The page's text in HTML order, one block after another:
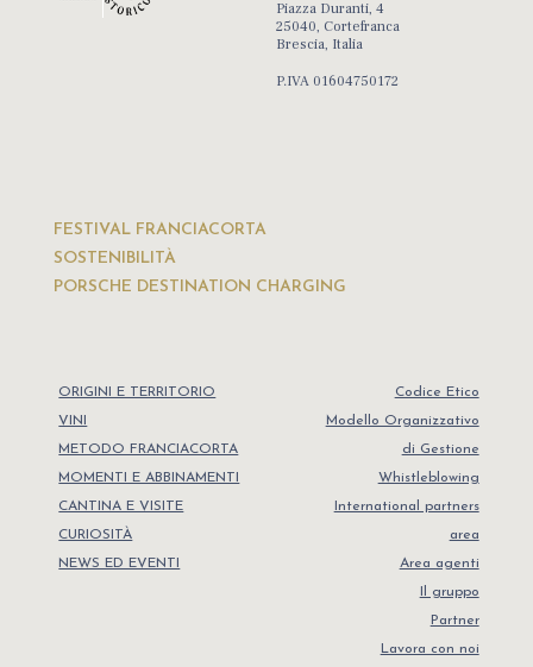
Piazza Duranti, 4
25040, Cortefranca
Brescia, Italia
P.IVA 01604750172
FESTIVAL FRANCIACORTA
SOSTENIBILITÀ
PORSCHE DESTINATION CHARGING
ORIGINI E TERRITORIO
VINI
METODO FRANCIACORTA
MOMENTI E ABBINAMENTI
CANTINA E VISITE
CURIOSITÀ
NEWS ED EVENTI
Codice Etico
Modello Organizzativo
di Gestione
Whistleblowing
International partners
area
Area agenti
Il gruppo
Partner
Lavora con noi